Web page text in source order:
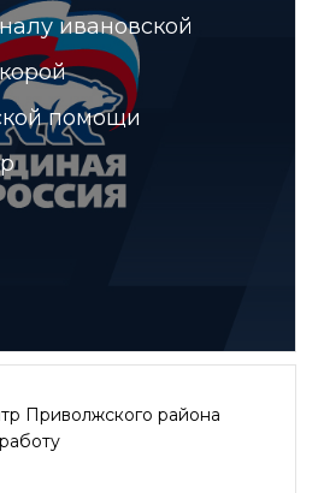
ивановской
помощи
Приволжского района